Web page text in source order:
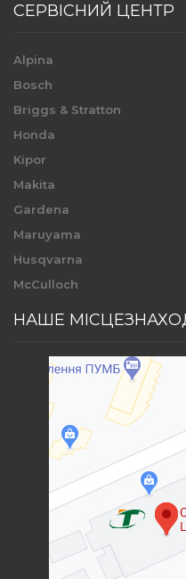
СЕРВІСНИЙ ЦЕНТР
Alpina
Bosch
Briggs & Stratton
Honda
Kipor
Makita
Gardena
Maruyama
Husqvarna
McCulloch
НАШЕ